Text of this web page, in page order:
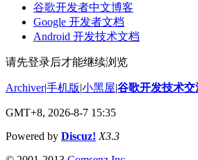
谷歌开发者中文博客
Google 开发者文档
Android 开发技术文档
请先登录后才能继续浏览
Archiver|手机版|小黑屋|谷歌开发技术交
GMT+8, 2026-8-7 15:35
Powered by Discuz! X3.3